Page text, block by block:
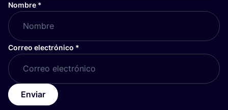
Nombre *
Correo electrónico *
Enviar